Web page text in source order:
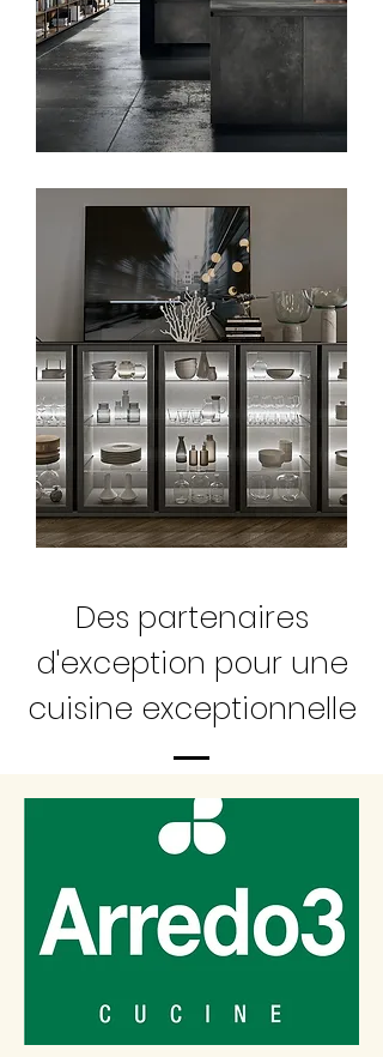
Des partenaires
d'exception pour une
cuisine exceptionnelle